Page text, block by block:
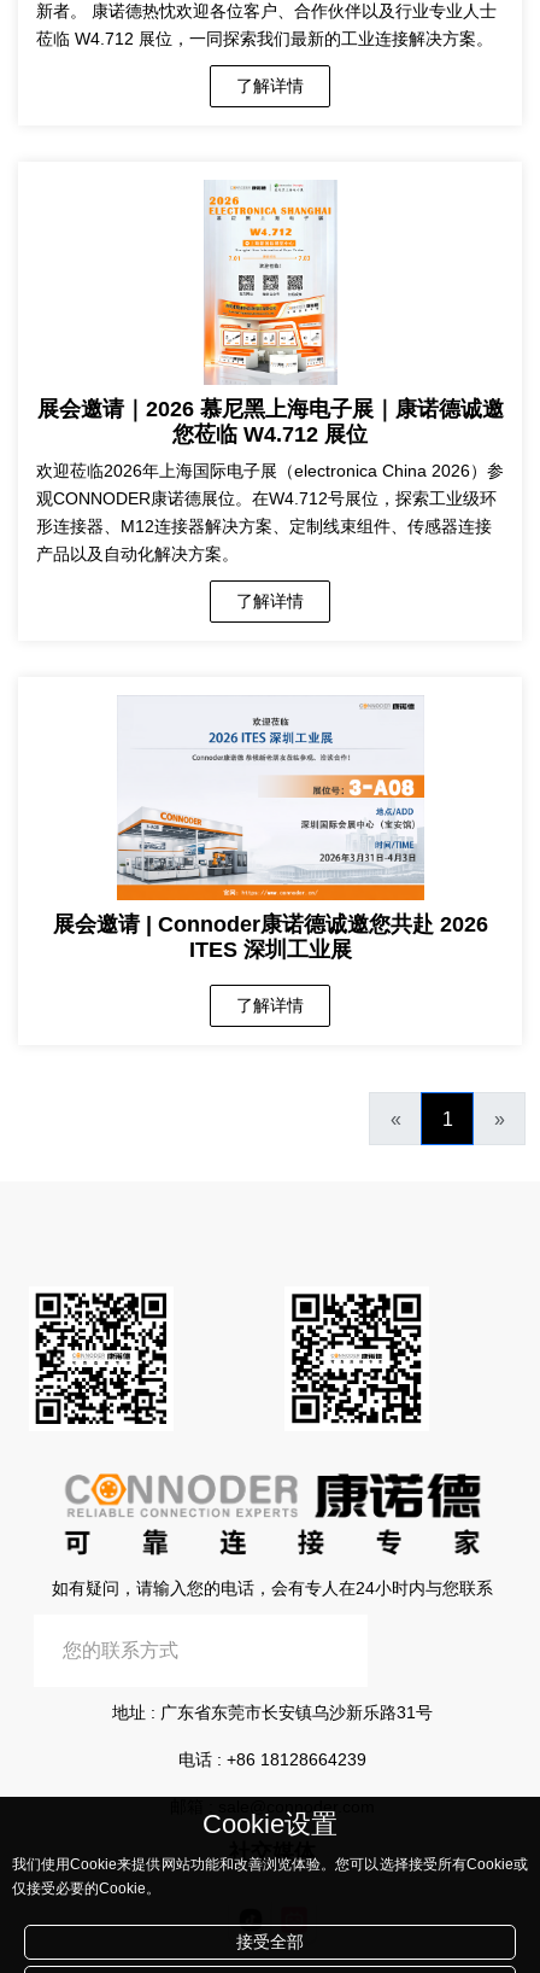
Cookie设置
我们使用Cookie来提供网站功能和改善浏览体验。您可以选择接受所有Cookie或
仅接受必要的Cookie。
接受全部
新者。 康诺德热忱欢迎各位客户、合作伙伴以及行业专业人士
莅临 W4.712 展位，一同探索我们最新的工业连接解决方案。
了解详情
展会邀请｜2026 慕尼黑上海电子展｜康诺德诚邀
您莅临 W4.712 展位
欢迎莅临2026年上海国际电子展（electronica China 2026）参
观CONNODER康诺德展位。在W4.712号展位，探索工业级环
形连接器、M12连接器解决方案、定制线束组件、传感器连接
产品以及自动化解决方案。
了解详情
展会邀请 | Connoder康诺德诚邀您共赴 2026
ITES 深圳工业展
了解详情
« 1 »
如有疑问，请输入您的电话，会有专人在24小时内与您联系
地址 : 广东省东莞市长安镇乌沙新乐路31号
电话 : +86 18128664239
sale@connoder.com
社交媒体